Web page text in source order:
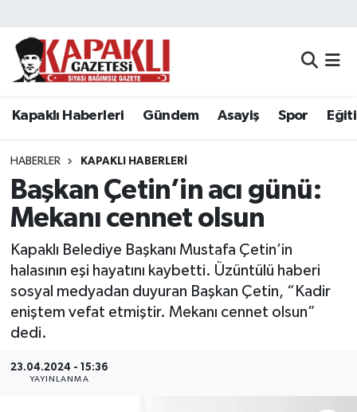
Kapaklı Haberleri Gündem Asayiş Spor
HABERLER KAPAKLI HABERLERI
Başkan Çetin’in acı günü:
Mekanı cennet olsun
Kapaklı Belediye Başkanı Mustafa Çetin’in
halasının eşi hayatını kaybetti. Üzüntülü haberi
sosyal medyadan duyuran Başkan Çetin, “Kadir
eniştem vefat etmiştir. Mekanı cennet olsun”
dedi.
23.04.2024 - 15:36
YAYINLANMA
Kapaklı Haberleri
Asayiş
Spor
Eğitim
Siyaset
Resmi Reklamlar
Ekonomi
Tekirdağ Nöbetçi Eczaneler
Tekirdağ Namaz Vakitleri
Tekirdağ Trafik Yoğunluk Haritası
Süper Lig Puan Durumu ve Fikstür
Tüm Manşetler
Son Dakika Haberleri